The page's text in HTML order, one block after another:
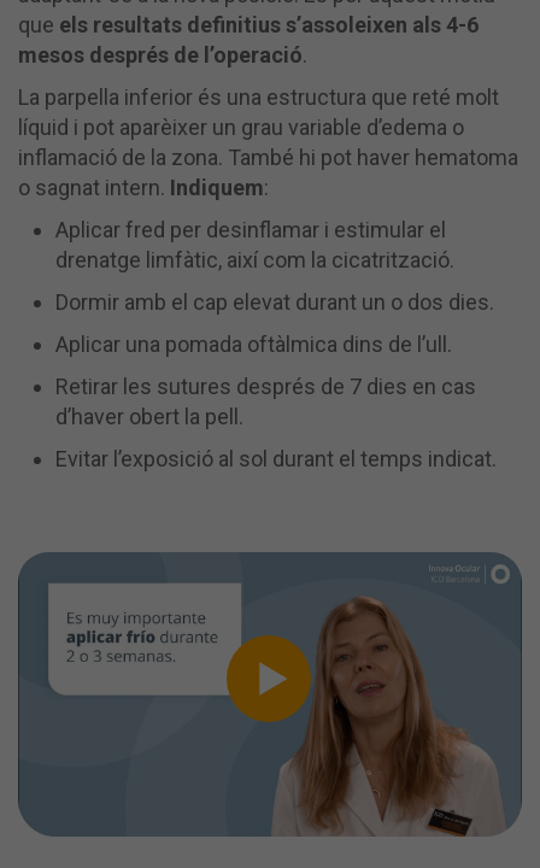
que els resultats definitius s’assoleixen als 4-6
mesos després de l’operació.
La parpella inferior és una estructura que reté molt
líquid i pot aparèixer un grau variable d’edema o
inflamació de la zona. També hi pot haver hematoma
o sagnat intern. Indiquem:
Aplicar fred per desinflamar i estimular el
drenatge limfàtic, així com la cicatrització.
Dormir amb el cap elevat durant un o dos dies.
Aplicar una pomada oftàlmica dins de l’ull.
Retirar les sutures després de 7 dies en cas
d’haver obert la pell.
Evitar l’exposició al sol durant el temps indicat.